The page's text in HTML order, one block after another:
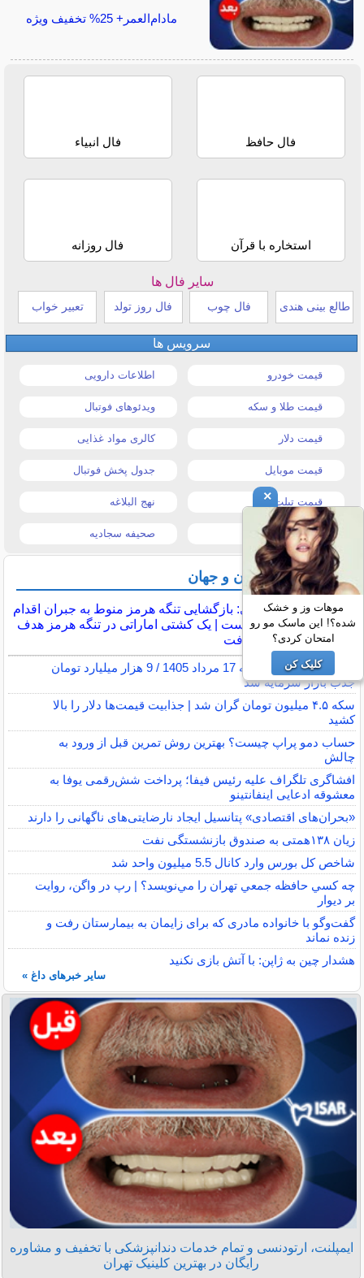
مادام‌العمر+ 25% تخفیف ویژه
فال حافظ فال انبیاء
استخاره با قرآن فال روزانه
سایر فال ها
طالع بینی هندی فال چوب فال روز تولد تعبیر خواب
سرویس ها
قیمت خودرو اطلاعات دارویی
قیمت طلا و سکه ویدئوهای فوتبال
قیمت دلار کالری مواد غذایی
قیمت موبایل جدول پخش فوتبال
قیمت تبلت نهج البلاغه
تیتر روزنامه ها صحیفه سجادیه
آخرین اخبار ایران و جهان
عراقچی: بازگشایی تنگه هرمز منوط به جبران اقدام
آمریکا است | یک کشتی اماراتی در تنگه هرمز هدف
قرار گرفت
پایان بورس امروز شنبه 17 مرداد 1405 / 9 هزار میلیارد تومان
جذب بازار سرمایه شد
سکه ۴.۵ میلیون تومان گران شد | جذابیت قیمت‌ها دلار را بالا
کشید
حساب دمو پراپ چیست؟ بهترین روش تمرین قبل از ورود به
چالش
افشاگری تلگراف علیه رئیس فیفا؛ پرداخت شش‌رقمی یوفا به
معشوقه ادعایی اینفانتینو
«بحران‌های اقتصادی» پتانسیل ایجاد نارضایتی‌های ناگهانی را دارند
زیان ۱۳۸همتی به صندوق بازنشستگی نفت
شاخص کل بورس وارد کانال 5.5 میلیون واحد شد
چه كسي حافظه جمعي تهران را مي‌نويسد؟ | رپ در واگن، روايت
بر ديوار
گفت‌وگو با خانواده مادری که برای زایمان به بیمارستان رفت و
زنده نماند
هشدار چین به ژاپن: با آتش بازی نکنید
سایر خبرهای داغ »
ایمپلنت، ارتودنسی و تمام خدمات دندانپزشکی با تخفیف و مشاوره
رایگان در بهترین کلینیک تهران
×
موهات وز و خشک
شده؟! این ماسک مو رو
امتحان کردی؟
کلیک کن